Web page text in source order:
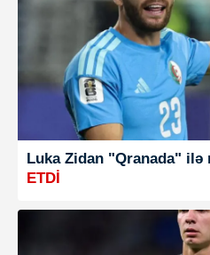
Luka Zidan "Qranada" ilə
ETDİ